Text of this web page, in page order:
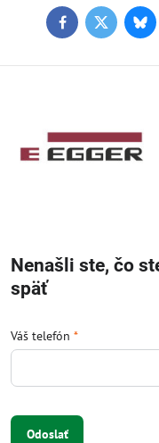
FacebookTwitter
Nenašli ste, čo
späť
Váš telefón *
Odoslať